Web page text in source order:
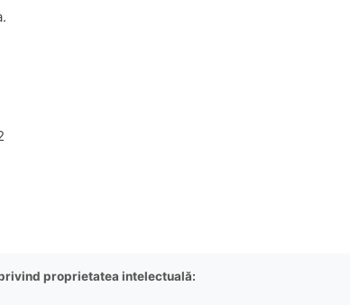
proprietatea intelectuală: